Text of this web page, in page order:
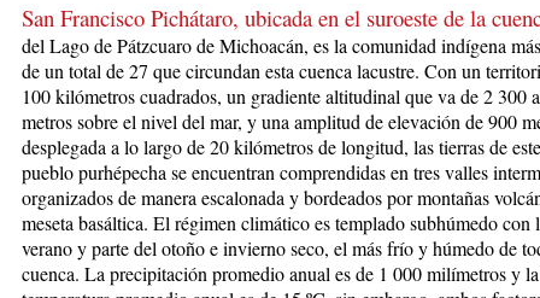
San Francisco Pichátaro, ubicada en el suroeste de la
del Lago de Pátzcuarode Michoacán, es la comunidad indígena
de un total de 27 que circundan esta cuenca lacustre. Con un
100 kiló­metros cuadrados, un gradiente altitudinal que va de 2 300
metros sobre el nivel del mar, y una amplitud de elevación de 900
desplegada a lo largo de 20 kilómetros de longitud, las tierras de
pueblo purhépecha se encuentran comprendidas en tres valles
organizados de manera escalonada y bordeados por montañas
meseta basáltica. El régimen climá­tico es templado subhúmedo con
verano y parte del otoño e invierno seco, el más frío y húmedo de
cuenca. La precipitación promedio anual es de 1 000 milímetros y la